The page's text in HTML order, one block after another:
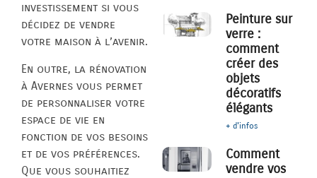
investissement si vous
décidez de vendre
votre maison à l’avenir.
En outre, la rénovation
à Avernes vous permet
de personnaliser votre
espace de vie en
fonction de vos besoins
et de vos préférences.
Que vous souhaitiez
Peinture sur
verre :
comment
créer des
objets
décoratifs
élégants
+ d'infos
Comment
vendre vos